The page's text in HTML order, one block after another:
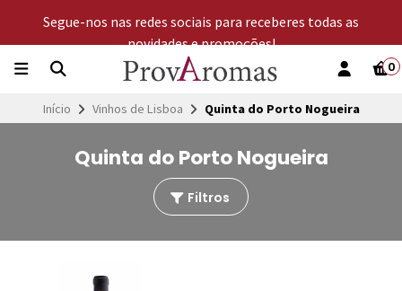
Segue-nos nas redes sociais para receberes todas as
novidades e promoções!
0
Início Vinhos de Lisboa Quinta do Porto Nogueira
Quinta do Porto Nogueira
Filtros